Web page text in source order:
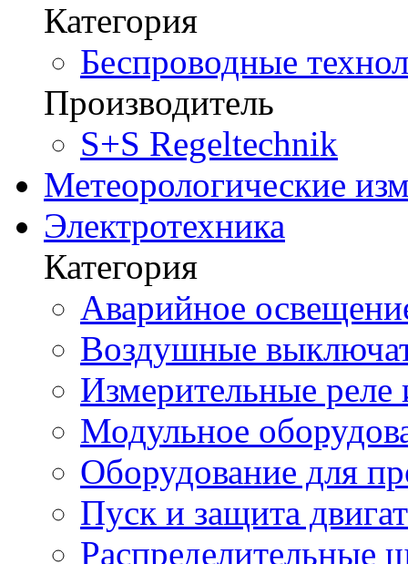
Категория
Беспроводные
Производитель
S+S Regeltechnik
Метеорологические
Электротехника
Категория
Аварийное
Воздушные
Измерительные реле
Модульное
Оборудование для
Пуск и защита
Распределительные